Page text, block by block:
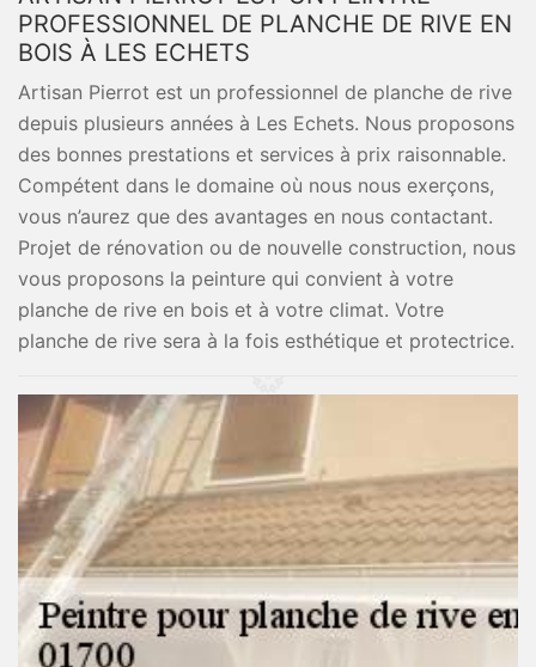
PROFESSIONNEL DE PLANCHE DE RIVE EN
BOIS À LES ECHETS
Artisan Pierrot est un professionnel de planche de rive
depuis plusieurs années à Les Echets. Nous proposons
des bonnes prestations et services à prix raisonnable.
Compétent dans le domaine où nous nous exerçons,
vous n’aurez que des avantages en nous contactant.
Projet de rénovation ou de nouvelle construction, nous
vous proposons la peinture qui convient à votre
planche de rive en bois et à votre climat. Votre
planche de rive sera à la fois esthétique et protectrice.